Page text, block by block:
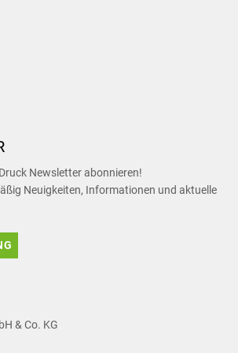
Newsletter abonnieren!
Neuigkeiten, Informationen und aktuelle
& Co. KG